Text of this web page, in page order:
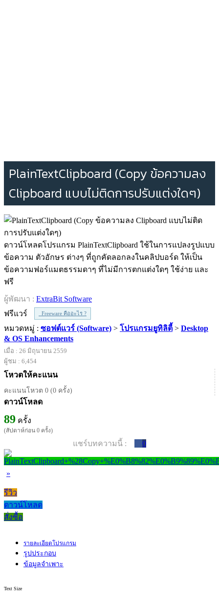
PlainTextClipboard (Copy ข้อความลง
Clipboard แบบไม่ติดการปรับแต่งใดๆ)
ดาวน์โหลดโปรแกรม PlainTextClipboard ใช้ในการแปลงรูปแบบ
ข้อความ ตัวอักษร ต่างๆ ที่ถูกคัดลอกลงในคลิปบอร์ด ให้เป็น
ข้อความฟอร์แมตธรรมดาๆ ที่ไม่มีการตกแต่งใดๆ ใช้ง่าย และ
ฟรี
ผู้พัฒนา : ExtraBit Software
ฟรีแวร์
Freeware คืออะไร ?
หมวดหมู่ : ซอฟต์แวร์ (Software) > โปรแกรมยูทิลิตี้ > Desktop
& OS Enhancements
เมื่อ : 26 มิถุนายน 2559
ผู้ชม : 6,454
โหวตให้คะแนน
คะแนนโหวต 0 (0 ครั้ง)
ดาวน์โหลด
89 ครั้ง
(สัปดาห์ก่อน 0 ครั้ง)
แชร์บทความนี้ : 0
»
รีวิว
ดาวน์โหลด
สั่งซื้อ
รายละเอียดโปรแกรม
รูปประกอบ
ข้อมูลจำเพาะ
Text Size